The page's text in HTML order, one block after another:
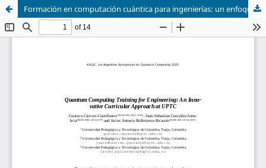
Formación en computación cuántica para ingenierías: un enfoque curricular innovador en la UPTC